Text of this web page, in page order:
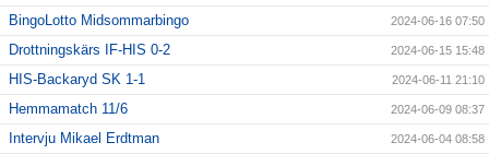
BingoLotto Midsommarbingo 2024-06-16 07:50
Drottningskärs IF-HIS 0-2 2024-06-15 15:48
HIS-Backaryd SK 1-1 2024-06-11 21:10
Hemmamatch 11/6 2024-06-09 08:37
Intervju Mikael Erdtman 2024-06-04 08:58